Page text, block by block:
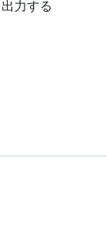
力する